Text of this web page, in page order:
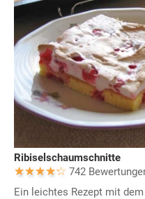
Ribiselschaumschnitte
742
Ein leichtes Rezept mit